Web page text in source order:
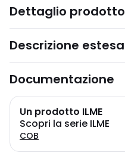
Dettaglio prodotto
Descrizione estesa
Documentazione
Un prodotto ILME
Scopri la serie ILME
COB